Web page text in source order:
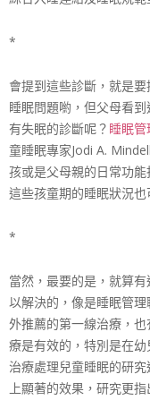
*
會提到這些診斷，就是
睡眠問題喲，但父母看
有失眠的診斷呢？ 睡眠管
童睡眠專家Jodi A.
孩或是父母親的日常功
這些孩童期的睡眠狀況
*
當然，最要的是，就算
以解決的，像是睡眠管
外推薦的第一線治療，
療是有效的，特別是在幼
治療處理兒童睡眠的研
上顯著的效果，研究更